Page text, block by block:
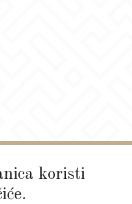
koristi